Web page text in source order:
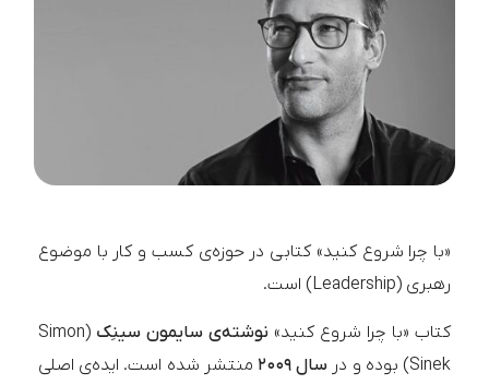
«با چرا شروع کنید» کتابی در حوزه‌ی کسب و کار با موضوع
رهبری (Leadership) است.
کتاب «با چرا شروع کنید» نوشته‌ی سایمون سینِک (Simon
Sinek) بوده و در
سال ۲۰۰۹
منتشر شده است. ایده‌ی اصلی